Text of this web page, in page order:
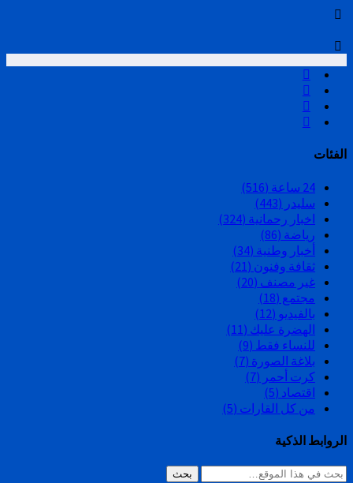
الفئات
24 ساعة
(516)
سليدر (443)
اخبار رحمانية (324)
رياضة (86)
أخبار وطنية (34)
ثقافة وفنون (21)
غير مصنف (20)
مجتمع (18)
بالفيديو (12)
الهضرة عليك (11)
للنساء فقط (9)
بلاغة الصورة (7)
كرت أحمر (7)
اقتصاد (5)
من كل القارات (5)
الروابط الذكية
بحث